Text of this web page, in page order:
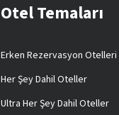
Otel Temaları
Erken Rezervasyon Otelleri
Her Şey Dahil Oteller
Ultra Her Şey Dahil Oteller